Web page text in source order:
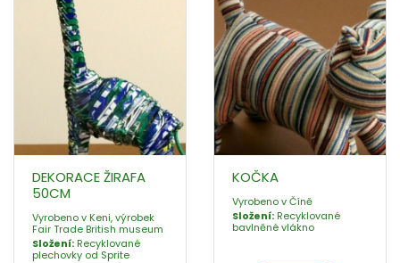
DEKORACE ŽIRAFA
50CM
Vyrobeno v Keni, výrobek
Fair Trade British museum
Složení: Recyklované
plechovky od Sprite
KOČKA
Vyrobeno v Číně
Složení: Recyklované
bavlněné vlákno